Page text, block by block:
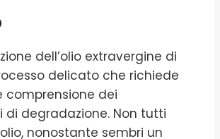
dell’olio extravergine di
delicato che richiede
comprensione dei
di degradazione. Non tutti
nonostante sembri un